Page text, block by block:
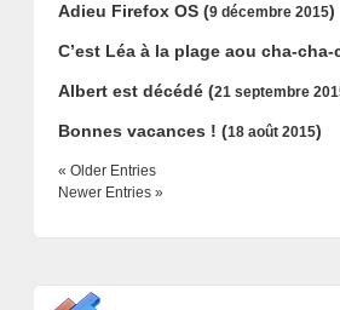
Adieu Firefox OS(9 décembre 2015)
C’est Léa à la plage aou cha-cha-
Albert est décédé(21 septembre
Bonnes vacances ! (18 août 2015)
« Older Entries
Newer Entries »